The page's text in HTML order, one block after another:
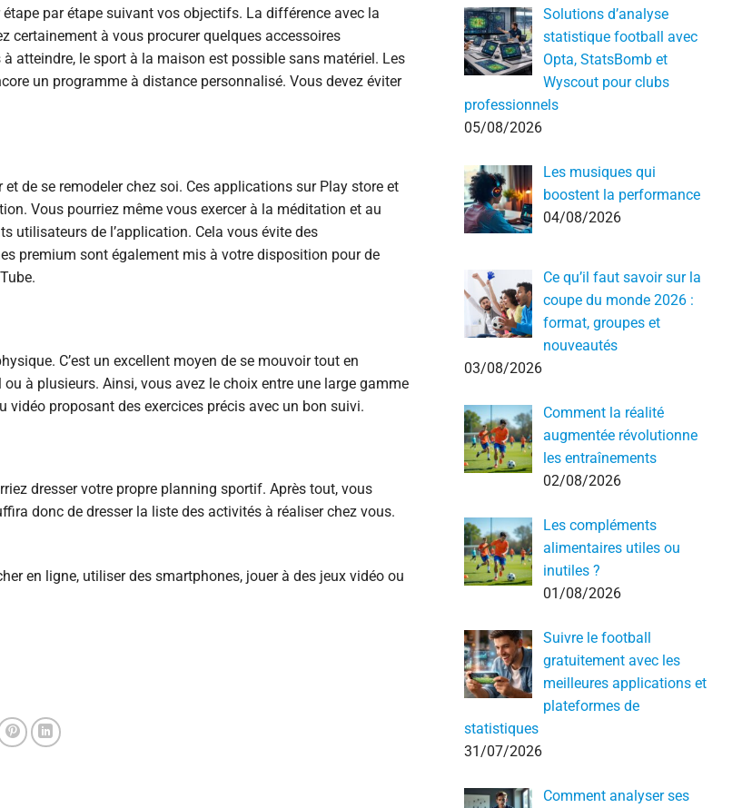
par étape suivant vos objectifs. La différence avec la
certainement à vous procurer quelques accessoires
atteindre, le sport à la maison est possible sans matériel. Les
un programme à distance personnalisé. Vous devez éviter
de se remodeler chez soi. Ces applications sur Play store et
Vous pourriez même vous exercer à la méditation et au
utilisateurs de l’application. Cela vous évite des
premium sont également mis à votre disposition pour de
C’est un excellent moyen de se mouvoir tout en
à plusieurs. Ainsi, vous avez le choix entre une large gamme
proposant des exercices précis avec un bon suivi.
dresser votre propre planning sportif. Après tout, vous
donc de dresser la liste des activités à réaliser chez vous.
en ligne, utiliser des smartphones, jouer à des jeux vidéo ou
Solutions d’analyse
statistique football avec
Opta, StatsBomb et
Wyscout pour clubs
professionnels
05/08/2026
Les musiques qui
boostent la performance
04/08/2026
Ce qu’il faut savoir sur la
coupe du monde 2026 :
format, groupes et
nouveautés
03/08/2026
Comment la réalité
augmentée révolutionne
les entraînements
02/08/2026
Les compléments
alimentaires utiles ou
inutiles ?
01/08/2026
Suivre le football
gratuitement avec les
meilleures applications et
plateformes de
statistiques
31/07/2026
Comment analyser ses